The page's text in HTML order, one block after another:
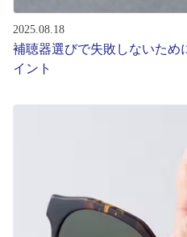
ブログ
2025.08.18
補聴器選びで失敗しないため
イント